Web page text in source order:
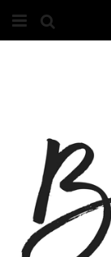
O NAS
KONTAKT
REKLAMA